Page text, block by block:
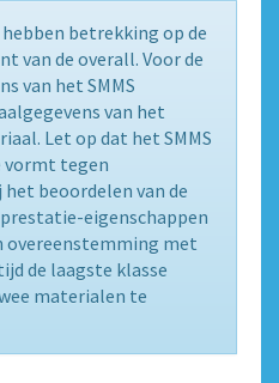
betrekking op de
van de overall. Voor de
van het SMMS
van het
Let op dat het SMMS
vormt tegen
beoordelen van de
eigenschappen
overeenstemming met
de laagste klasse
materialen te